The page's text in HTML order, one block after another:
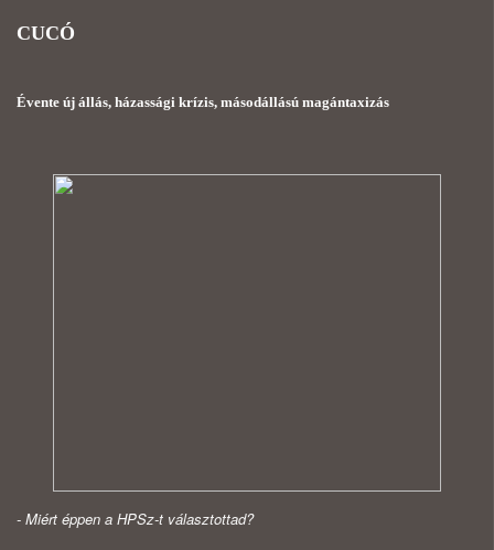
CUCÓ
Évente új állás, házassági krízis, másodállású magántaxizás
- Miért éppen a HPSz-t választottad?